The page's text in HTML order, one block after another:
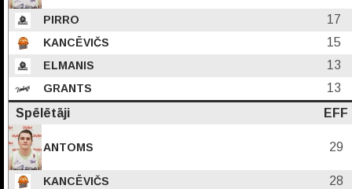
PIRRO 17
KANCĒVIČS 15
ELMANIS 13
GRANTS
13
Spēlētāji
EFF
ANTOMS 29
KANCĒVIČS 28